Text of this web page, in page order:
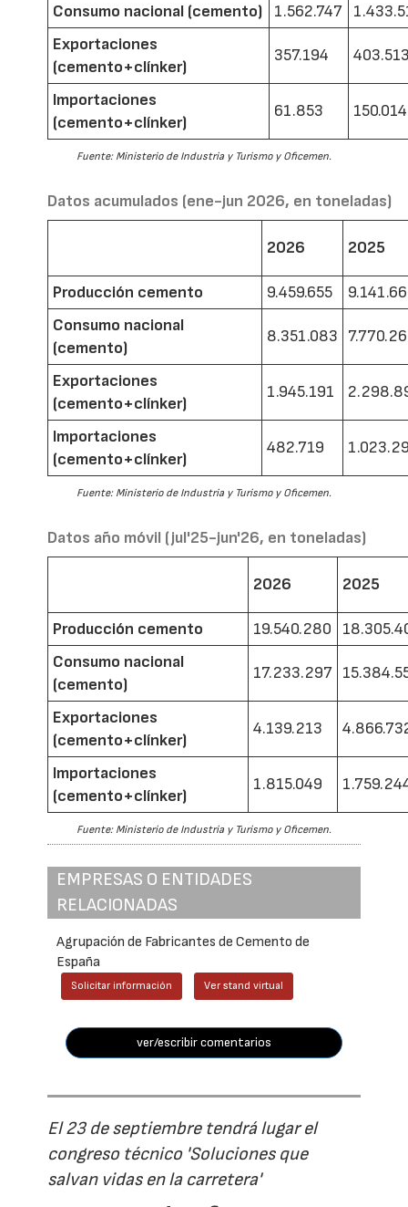
Consumo nacional (cemento)
1.562.747
Exportaciones
(cemento+clínker)
357.194
Importaciones
(cemento+clínker)
61.853 150.014
Fuente: Ministerio de Industria y Turismo y Oficemen.
Datos acumulados (ene-jun 2026, en toneladas)
2026 2025
Producción cemento 9.459.655
Consumo nacional
(cemento)
8.351.083
Exportaciones
(cemento+clínker)
1.945.191
Importaciones
(cemento+clínker)
482.719
Fuente: Ministerio de Industria y Turismo y Oficemen.
Datos año móvil (jul'25-jun'26, en toneladas)
2026 2025
Producción cemento 19.540.280
Consumo nacional
(cemento)
17.233.297
Exportaciones
(cemento+clínker)
4.139.213
Importaciones
(cemento+clínker)
1.815.049
Fuente: Ministerio de Industria y Turismo y Oficemen.
EMPRESAS O ENTIDADES
RELACIONADAS
Agrupación de Fabricantes de Cemento de
España
Solicitar información Ver stand virtual
ver/escribir comentarios
El 23 de septiembre tendrá lugar el
congreso técnico 'Soluciones que
salvan vidas en la carretera'